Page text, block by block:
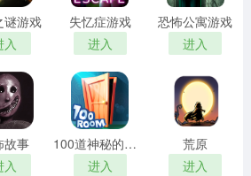
谜游戏
入
失忆症游戏
进入
恐怖公寓游戏
进入
故事
入
100道神秘的门游戏
进入
荒原
进入